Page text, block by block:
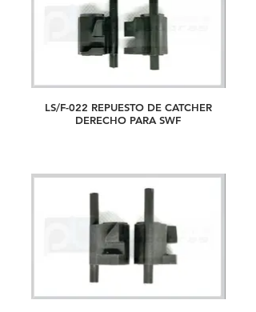
LS/F-022 REPUESTO DE CATCHER
DERECHO PARA SWF